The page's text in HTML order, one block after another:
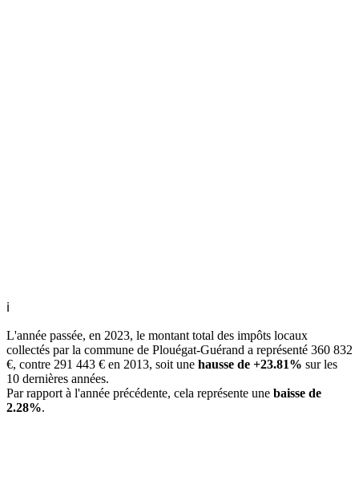
ℹ
L'année passée, en 2023, le montant total des impôts locaux
collectés par la commune de Plouégat-Guérand a représenté 360 832
€, contre 291 443 € en 2013, soit une hausse de +23.81% sur les
10 dernières années.
Par rapport à l'année précédente, cela représente une baisse de
2.28%.